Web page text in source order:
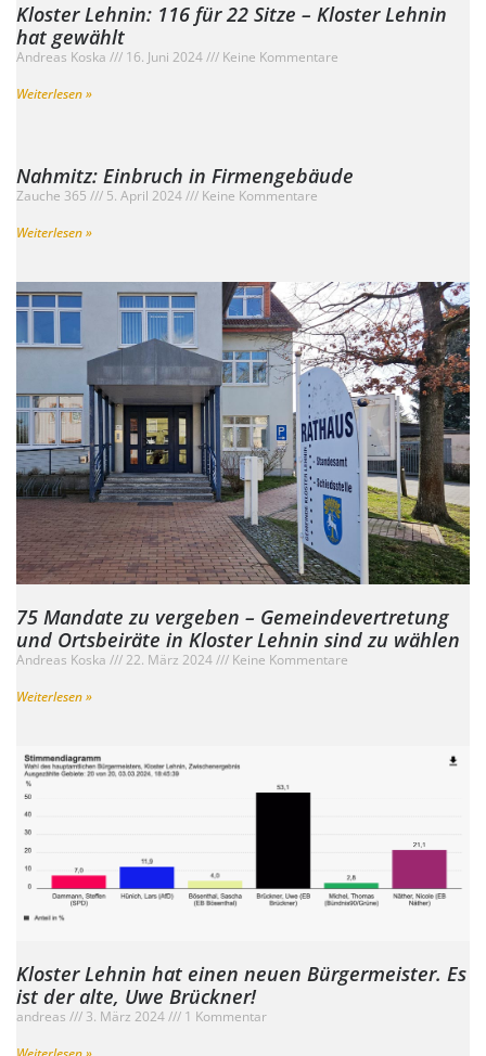
Kloster Lehnin: 116 für 22 Sitze – Kloster Lehnin
hat gewählt
Andreas Koska 16. Juni 2024
Keine Kommentare
Weiterlesen »
Nahmitz: Einbruch in Firmengebäude
Zauche 365 5. April 2024
Keine Kommentare
Weiterlesen »
75 Mandate zu vergeben – Gemeindevertretung
und Ortsbeiräte in Kloster Lehnin sind zu wählen
Andreas Koska 22. März 2024
Keine Kommentare
Weiterlesen »
Kloster Lehnin hat einen neuen Bürgermeister. Es
ist der alte, Uwe Brückner!
andreas 3. März 2024
1 Kommentar